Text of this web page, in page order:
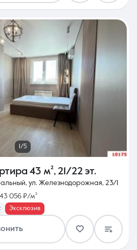
1/5
43 м², 21/22 эт.
ул. Железнодорожная, 23/1
056 ₽/м²
Эксклюзив